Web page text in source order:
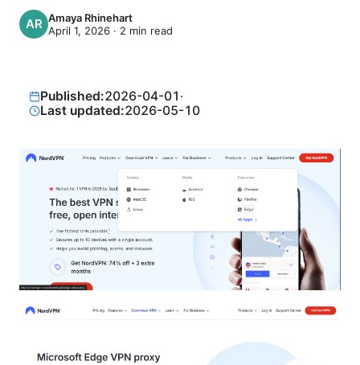
Amaya Rhinehart
April 1, 2026 · 2 min read
Published:2026-04-01 ·
Last updated:2026-05-10